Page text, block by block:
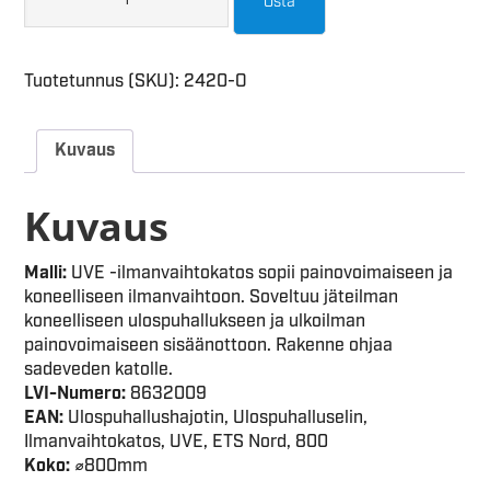
Tuotetunnus (SKU): 2420-O
Kuvaus
Kuvaus
Malli: UVE -ilmanvaihtokatos sopii painovoimaiseen ja
koneelliseen ilmanvaihtoon. Soveltuu jäteilman
koneelliseen ulospuhallukseen ja ulkoilman
painovoimaiseen sisäänottoon. Rakenne ohjaa
sadeveden katolle.
LVI-Numero: 8632009
EAN: Ulospuhallushajotin, Ulospuhalluselin,
Ilmanvaihtokatos, UVE, ETS Nord, 800
Koko: ⌀800mm